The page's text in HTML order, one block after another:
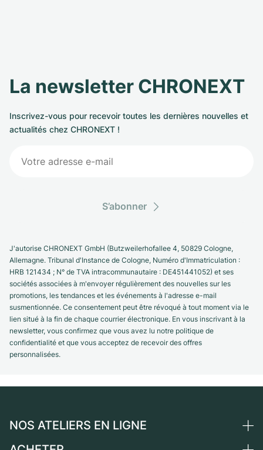
La newsletter CHRONEXT
Inscrivez-vous pour recevoir toutes les dernières nouvelles et
actualités chez CHRONEXT !
S’abonner
J'autorise CHRONEXT GmbH (Butzweilerhofallee 4, 50829 Cologne,
Allemagne. Tribunal d'Instance de Cologne, Numéro d'Immatriculation :
HRB 121434 ; N° de TVA intracommunautaire : DE451441052) et ses
sociétés associées à m'envoyer régulièrement des nouvelles sur les
promotions, les tendances et les événements à l'adresse e-mail
susmentionnée. Ce consentement peut être révoqué à tout moment via le
lien situé à la fin de chaque courrier électronique. En vous inscrivant à la
newsletter, vous confirmez que vous avez lu notre politique de
confidentialité et que vous acceptez de recevoir des offres
personnalisées.
NOS ATELIERS EN LIGNE
Allemagne